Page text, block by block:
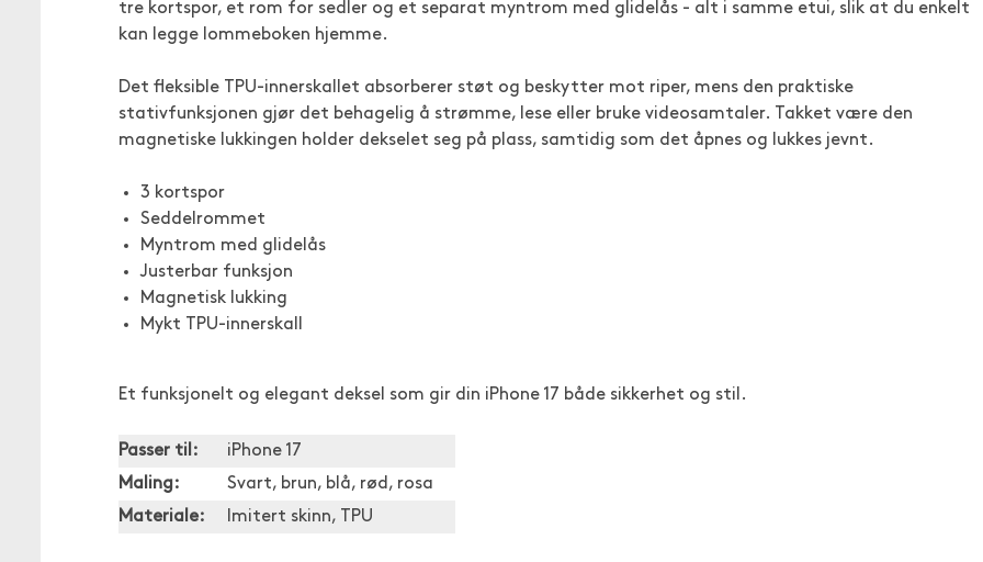
tre kortspor, et rom for sedler og et separat myntrom med glidelås - alt i samme etui, slik at du enkelt
kan legge lommeboken hjemme.
Det fleksible TPU-innerskallet absorberer støt og beskytter mot riper, mens den praktiske
stativfunksjonen gjør det behagelig å strømme, lese eller bruke videosamtaler. Takket være den
magnetiske lukkingen holder dekselet seg på plass, samtidig som det åpnes og lukkes jevnt.
3 kortspor
Seddelrommet
Myntrom med glidelås
Justerbar funksjon
Magnetisk lukking
Mykt TPU-innerskall
Et funksjonelt og elegant deksel som gir din iPhone 17 både sikkerhet og stil.
Passer til:
iPhone 17
Maling:
Svart, brun, blå, rød, rosa
Materiale:
Imitert skinn, TPU